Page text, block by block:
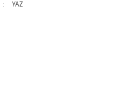
: YAZ